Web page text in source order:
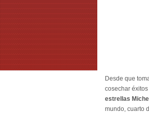
Desde que
cosechar
estrellas
mundo, cuarto